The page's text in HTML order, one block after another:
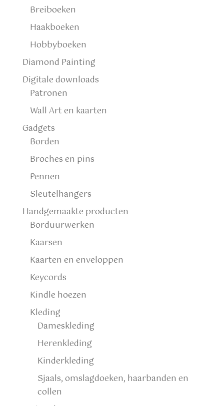
Breiboeken
Haakboeken
Hobbyboeken
Diamond Painting
Digitale downloads
Patronen
Wall Art en kaarten
Gadgets
Borden
Broches en pins
Pennen
Sleutelhangers
Handgemaakte producten
Borduurwerken
Kaarsen
Kaarten en enveloppen
Keycords
Kindle hoezen
Kleding
Dameskleding
Herenkleding
Kinderkleding
Sjaals, omslagdoeken, haarbanden en
collen